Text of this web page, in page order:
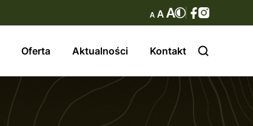
Oferta Aktualności Kontakt